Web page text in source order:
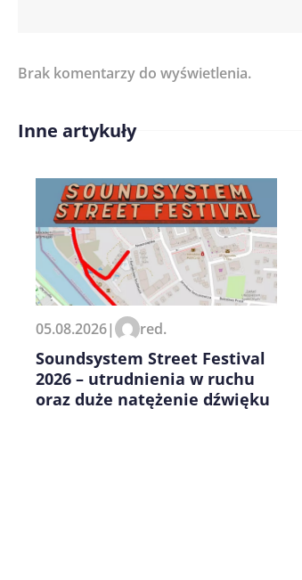
Imię/ Nick*
Zapamiętaj
kolejnych
Brak komentarzy do wyświetlenia.
Inne artykuły
05.08.2026| red.
Soundsystem Street Festival
2026 – utrudnienia w ruchu
oraz duże natężenie dźwięku